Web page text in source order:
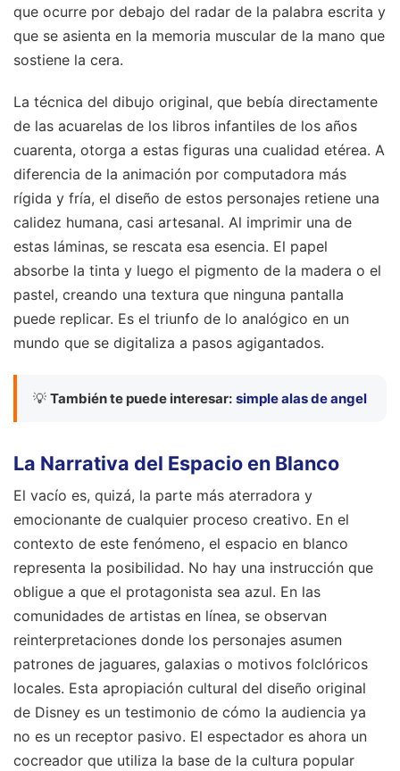
que ocurre por debajo del radar de la palabra escrita y
que se asienta en la memoria muscular de la mano que
sostiene la cera.
La técnica del dibujo original, que bebía directamente
de las acuarelas de los libros infantiles de los años
cuarenta, otorga a estas figuras una cualidad etérea. A
diferencia de la animación por computadora más
rígida y fría, el diseño de estos personajes retiene una
calidez humana, casi artesanal. Al imprimir una de
estas láminas, se rescata esa esencia. El papel
absorbe la tinta y luego el pigmento de la madera o el
pastel, creando una textura que ninguna pantalla
puede replicar. Es el triunfo de lo analógico en un
mundo que se digitaliza a pasos agigantados.
💡 También te puede interesar: simple alas de angel
La Narrativa del Espacio en Blanco
El vacío es, quizá, la parte más aterradora y
emocionante de cualquier proceso creativo. En el
contexto de este fenómeno, el espacio en blanco
representa la posibilidad. No hay una instrucción que
obligue a que el protagonista sea azul. En las
comunidades de artistas en línea, se observan
reinterpretaciones donde los personajes asumen
patrones de jaguares, galaxias o motivos folclóricos
locales. Esta apropiación cultural del diseño original
de Disney es un testimonio de cómo la audiencia ya
no es un receptor pasivo. El espectador es ahora un
cocreador que utiliza la base de la cultura popular